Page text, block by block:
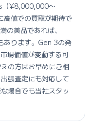
（¥8,000,000〜
値での買取が期待で
の美品であれば、
ります。Gen 3の発
場価値が変動する可
の方はお早めにご相
張査定にも対応して
場合でも当社スタッ